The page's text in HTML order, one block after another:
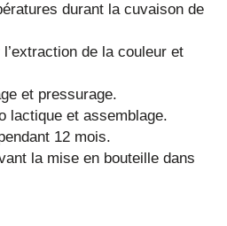
durant la cuvaison de
de la couleur et
et pressurage.
lactique et assemblage.
12 mois.
la mise en bouteille dans